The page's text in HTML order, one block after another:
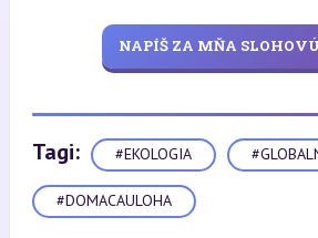
NAPÍŠ ZA MŇA
Tagi: #EKOLOGIA
#DOMACAULOHA